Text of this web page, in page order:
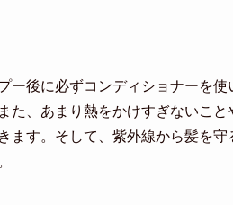
ー後に必ずコンディショナーを
た、あまり熱をかけすぎないこ
ます。そして、紫外線から髪を